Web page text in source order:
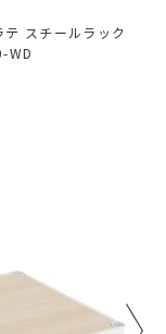
スチールラック
WD